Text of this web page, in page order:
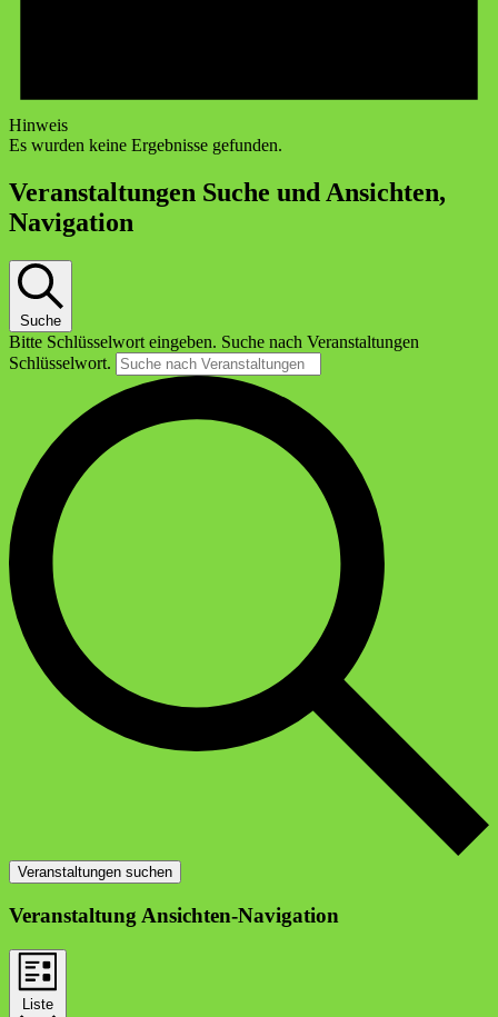
Hinweis
Es wurden keine Ergebnisse gefunden.
Veranstaltungen Suche und Ansichten,
Navigation
Suche
Bitte Schlüsselwort eingeben. Suche nach Veranstaltungen
Schlüsselwort.
Veranstaltungen suchen
Veranstaltung Ansichten-Navigation
Liste